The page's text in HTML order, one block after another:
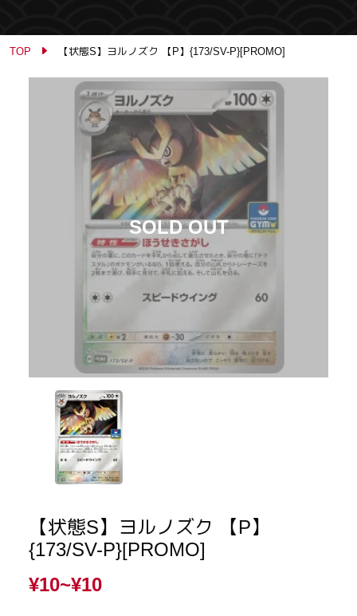
TOP 【状態S】ヨルノズク 【P】{173/SV-P}[PROMO]
【状態S】ヨルノズク 【P】
{173/SV-P}[PROMO]
¥10~¥10